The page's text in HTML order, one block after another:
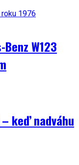
W123
keď nadváhu